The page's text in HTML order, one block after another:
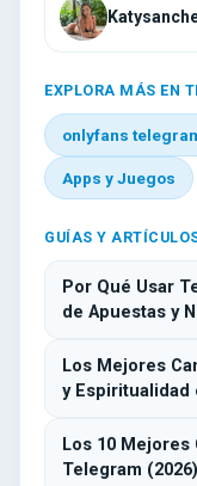
EXPLORA MÁS EN
onlyfans
Apps y Juegos
GUÍAS Y
Por Qué Usar
de Apuestas y
Los Mejores
y Espiritualidad
Los 10
Telegram (2026)